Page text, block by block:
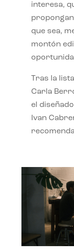
interesa,
que sea,
montón
Tras la
Carla
el
Ivan